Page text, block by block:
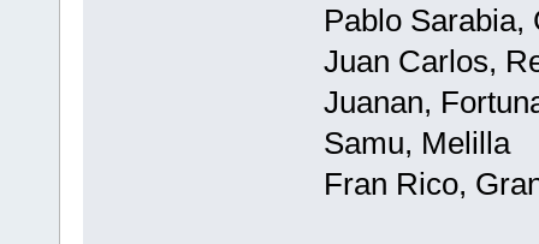
Pablo Sarabia,
Juan Carlos,
Juanan,
Samu, Melilla
Fran Rico,